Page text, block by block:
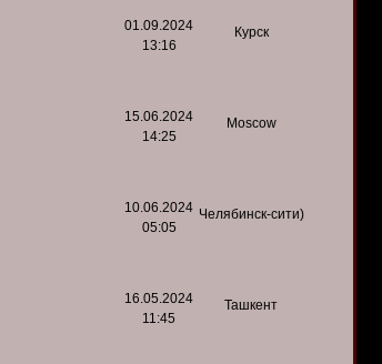
01.09.2024
13:16
Курск
15.06.2024
14:25
Moscow
10.06.2024
05:05
Челябинск-сити)
16.05.2024
11:45
Ташкент